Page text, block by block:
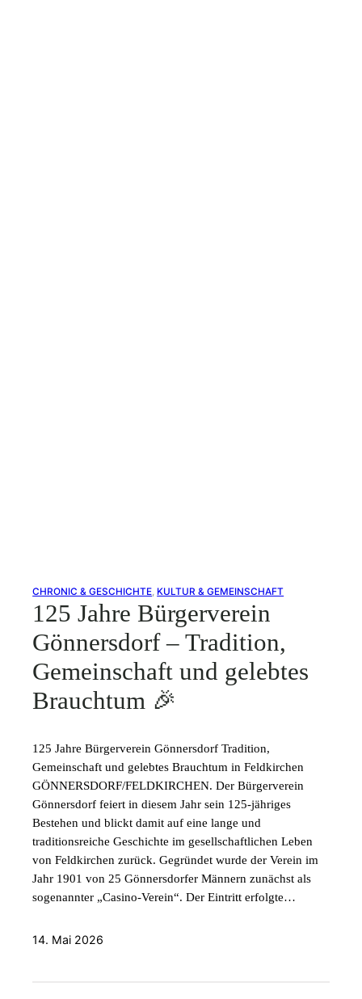
CHRONIC & GESCHICHTE, KULTUR & GEMEINSCHAFT
125 Jahre Bürgerverein
Gönnersdorf – Tradition,
Gemeinschaft und gelebtes
Brauchtum 🎉
125 Jahre Bürgerverein Gönnersdorf Tradition,
Gemeinschaft und gelebtes Brauchtum in Feldkirchen
GÖNNERSDORF/FELDKIRCHEN. Der Bürgerverein
Gönnersdorf feiert in diesem Jahr sein 125-jähriges
Bestehen und blickt damit auf eine lange und
traditionsreiche Geschichte im gesellschaftlichen Leben
von Feldkirchen zurück. Gegründet wurde der Verein im
Jahr 1901 von 25 Gönnersdorfer Männern zunächst als
sogenannter „Casino-Verein“. Der Eintritt erfolgte…
14. Mai 2026